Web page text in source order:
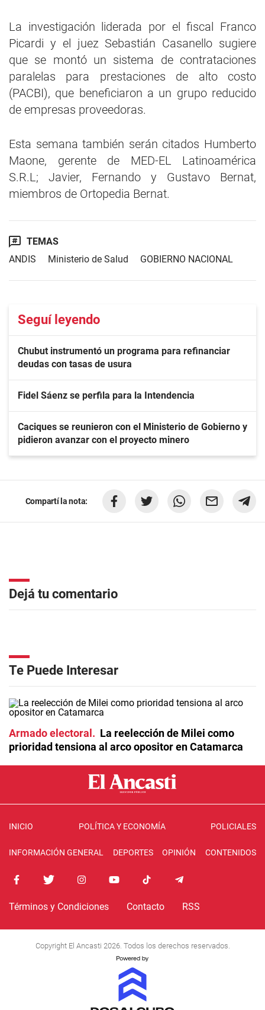
La investigación liderada por el fiscal Franco
Picardi y el juez Sebastián Casanello sugiere
que se montó un sistema de contrataciones
paralelas para prestaciones de alto costo
(PACBI), que beneficiaron a un grupo reducido
de empresas proveedoras.
Esta semana también serán citados Humberto
Maone, gerente de MED-EL Latinoamérica
S.R.L; Javier, Fernando y Gustavo Bernat,
miembros de Ortopedia Bernat.
TEMAS
ANDIS
Ministerio de Salud GOBIERNO NACIONAL
Seguí leyendo
Chubut instrumentó un programa para refinanciar
deudas con tasas de usura
Fidel Sáenz se perfila para la Intendencia
Caciques se reunieron con el Ministerio de Gobierno y
pidieron avanzar con el proyecto minero
Compartí la nota:
Dejá tu comentario
Te Puede Interesar
Armado electoral
La reelección de Milei como
prioridad tensiona al arco opositor en Catamarca
INICIO POLÍTICA Y ECONOMÍA POLICIALES
INFORMACIÓN GENERAL DEPORTES OPINIÓN CONTENIDOS
Términos y Condiciones Contacto RSS
Copyright El Ancasti 2026. Todos los derechos reservados.